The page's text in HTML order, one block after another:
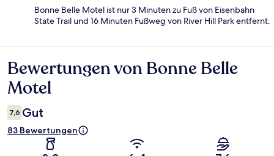
Bonne Belle Motel ist nur 3 Minuten zu Fuß von Eisenbahn
State Trail und 16 Minuten Fußweg von River Hill Park entfernt.
Bewertungen
Bewertungen von Bonne Belle
Motel
7,6 Gut
83 Bewertungen